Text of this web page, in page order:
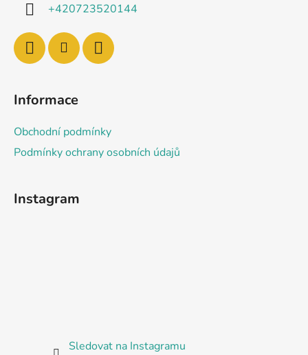
+420723520144
Informace
Obchodní podmínky
Podmínky ochrany osobních údajů
Instagram
Sledovat na Instagramu